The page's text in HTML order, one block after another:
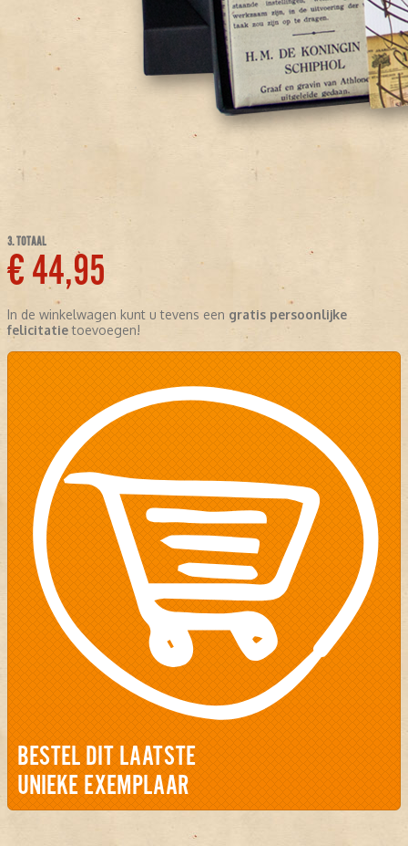
3. TOTAAL
€ 44,95
In de winkelwagen kunt u tevens een gratis persoonlijke
felicitatietoevoegen!
BESTEL DIT LAATSTE
UNIEKE EXEMPLAAR